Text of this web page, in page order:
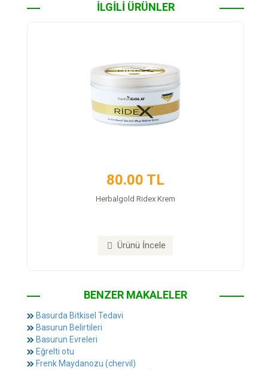
İLGİLİ ÜRÜNLER
80.00 TL
Herbalgold Ridex Krem
Ürünü İncele
BENZER MAKALELER
Basurda Bitkisel Tedavi
Basurun Belirtileri
Basurun Evreleri
Eğrelti otu
Frenk Maydanozu (chervil)